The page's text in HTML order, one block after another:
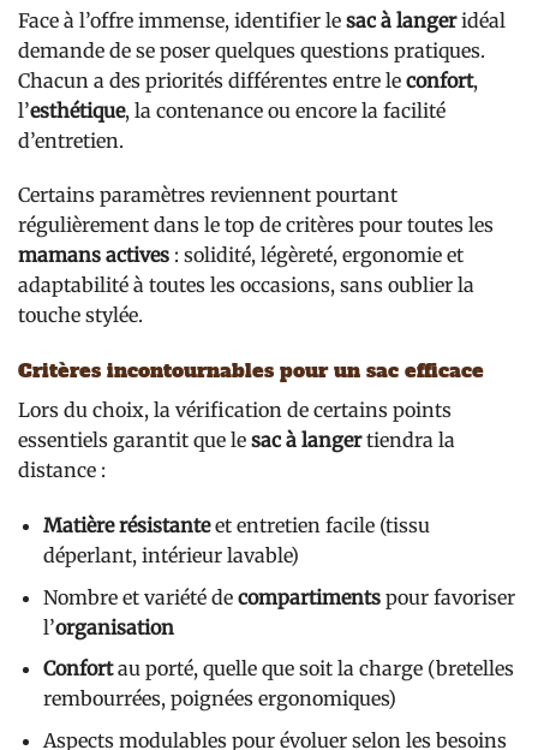
Face à l’offre immense, identifier le sac à langeridéal
demande de se poser quelques questions pratiques.
Chacun a des priorités différentes entre le confort,
l’esthétique, la contenance ou encore la facilité
d’entretien.
Certains paramètres reviennent pourtant
régulièrement dans le top de critères pour toutes les
mamans actives : solidité, légèreté, ergonomie et
adaptabilité à toutes les occasions, sans oublier la
touche stylée.
Critères incontournables pour un sac efficace
Lors du choix, la vérification de certains points
essentiels garantit que le sac à langertiendra la
distance :
Matière résistanteet entretien facile (tissu
déperlant, intérieur lavable)
Nombre et variété de compartimentspour favoriser
l’organisation
Confortau porté, quelle que soit la charge (bretelles
rembourrées, poignées ergonomiques)
Aspects modulables pour évoluer selon les besoins